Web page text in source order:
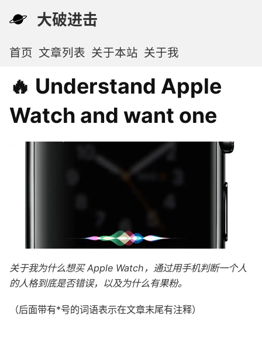
大破进击
首页 文章列表 关于本站 关于我
🔥 Understand Apple
Watch and want one
关于我为什么想买 Apple Watch，通过用手机判断一个人
的人格到底是否错误，以及为什么有果粉。
（后面带有*号的词语表示在文章末尾有注释）